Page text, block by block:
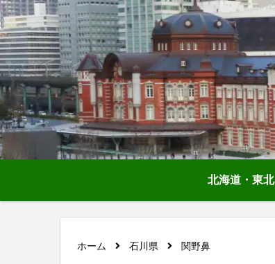
北海道・東北
ホーム 石川県 関野鼻